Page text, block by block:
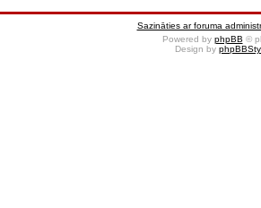
Sazināties ar foruma
Powered by phpBB ©
Design by